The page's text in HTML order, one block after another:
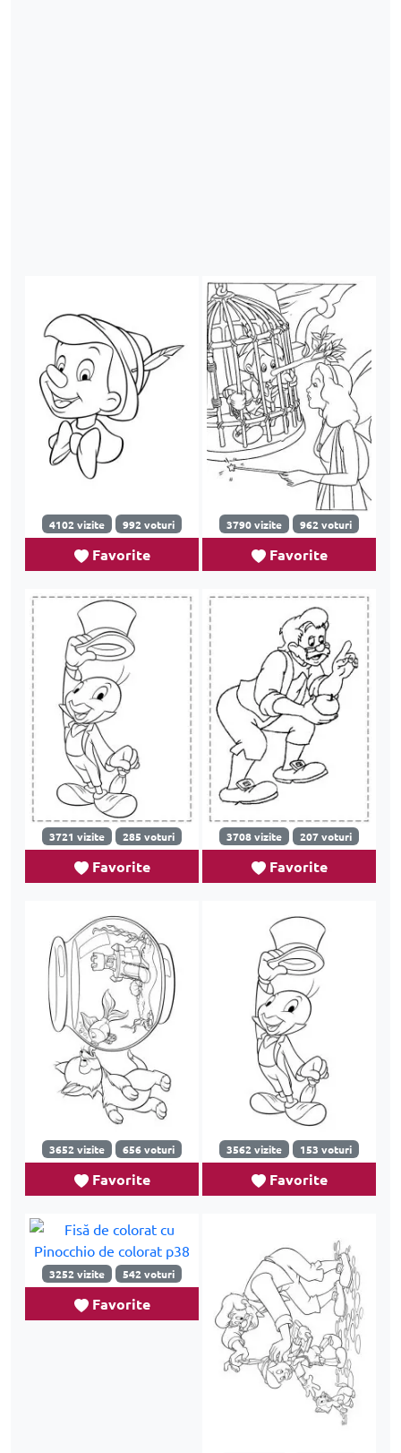
4102 vizite 992 voturi
Favorite
3790 vizite 962 voturi
Favorite
3721 vizite 285 voturi
Favorite
3708 vizite 207 voturi
Favorite
3652 vizite 656 voturi
Favorite
3562 vizite 153 voturi
Favorite
3252 vizite 542 voturi
Favorite